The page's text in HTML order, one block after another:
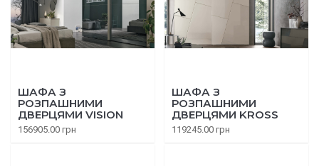
ШАФА З
РОЗПАШНИМИ
ДВЕРЦЯМИ VISION
156905.00 грн
ШАФА З
РОЗПАШНИМИ
ДВЕРЦЯМИ KROSS
119245.00 грн